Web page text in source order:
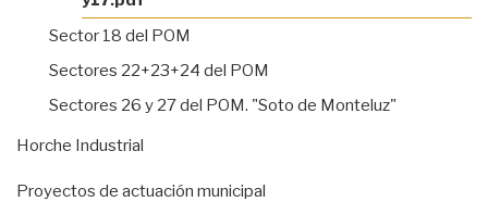
Sector 18 del POM
Sectores 22+23+24 del POM
Sectores 26 y 27 del POM. "Soto de Monteluz"
Horche Industrial
Proyectos de actuación municipal